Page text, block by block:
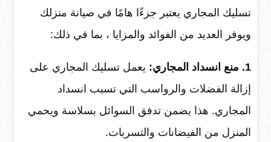
تسليك المجاري يعتبر جزءًا هامًا في صيانة منزلك
ويوفر العديد من الفوائد والمزايا ، بما في ذلك:
1. منع انسداد المجاري:
يعمل تسليك المجاري على
إزالة الفضلات والرواسب التي تسبب انسداد
المجاري. هذا يضمن تدفق السوائل بسلاسة ويحمي
المنزل من الفيضانات والتسربات.